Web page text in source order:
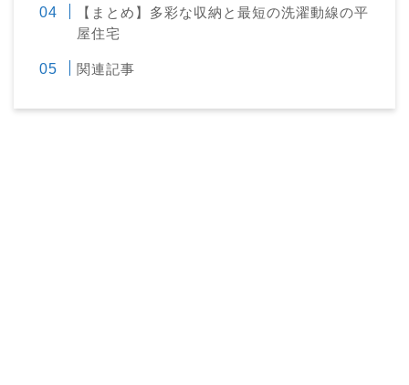
【まとめ】多彩な収納と最短の洗濯動線の平
屋住宅
関連記事